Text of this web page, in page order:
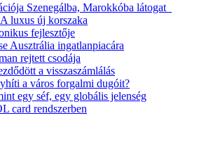
Szenegálba, Marokkóba látogat
luxus új korszaka
fejlesztője
Ausztrália ingatlanpiacára
rejtett csodája
a visszaszámlálás
a város forgalmi dugóit?
egy séf, egy globális jelenség
card rendszerben